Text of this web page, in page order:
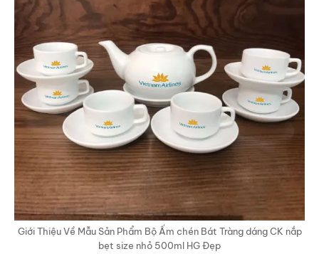
Giới Thiệu Về Mẫu Sản Phẩm Bộ Ấm chén Bát Tràng dáng CK nắp
bẹt size nhỏ 500ml HG Đẹp